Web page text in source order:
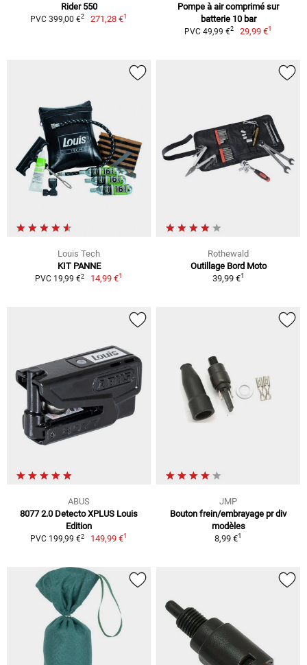
Rider 550
PVC 399,00 €2 271,28 €1
Pompe à air comprimé sur
batterie 10 bar
PVC 49,99 €2 29,99 €1
Louis Tech
KIT PANNE
PVC 19,99 €2 14,99 €1
Rothewald
Outillage Bord Moto
39,99 €1
ABUS
8077 2.0 Detecto XPLUS Louis
Edition
PVC 199,99 €2 149,99 €1
JMP
Bouton frein/embrayage pr div
modèles
8,99 €1